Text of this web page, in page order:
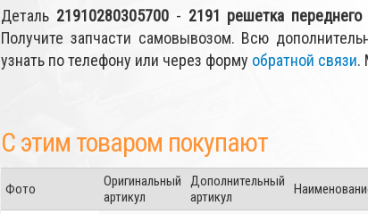
Деталь 21910280305700- 2191 решетка
Получите запчасти самовывозом. Всю
узнать по телефону или через форму обратной связи.
С этим товаром покупают
Фото
Оригинальный
артикул
Дополнительный
артикул